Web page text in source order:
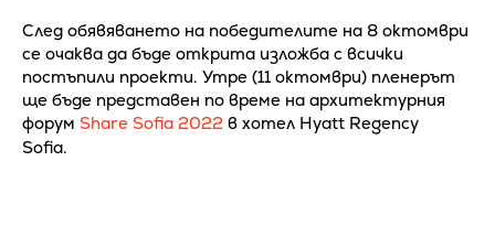
След обявяването на победителите на 8 октомври
се очаква да бъде открита изложба с всички
постъпили проекти. Утре (11 октомври) пленерът
ще бъде представен по време на архитектурния
форум Share Sofia 2022 в хотел Hyatt Regency
Sofia.